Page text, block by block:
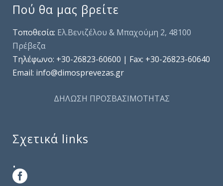
Πού θα μας βρείτε
Τοποθεσία: Ελ.Βενιζέλου & Μπαχούμη 2, 48100
Πρέβεζα
Τηλέφωνo: +30-26823-60600 | Fax: +30-26823-60640
Email: info@dimosprevezas.gr
ΔΗΛΩΣΗ ΠΡΟΣΒΑΣΙΜΟΤΗΤΑΣ
Σχετικά links
.